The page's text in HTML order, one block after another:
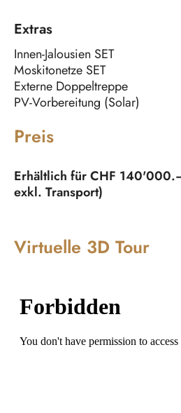
Extras
Innen-Jalousien SET
Moskitonetze SET
Externe Doppeltreppe
PV-Vorbereitung (Solar)
Preis
Erhältlich für CHF
exkl. Transport)
Virtuelle 3D Tour